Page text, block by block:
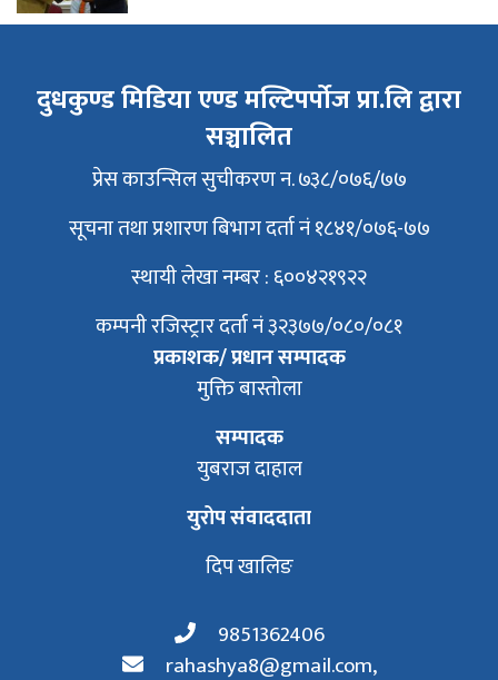
दुधकुण्ड मिडिया एण्ड मल्टिपर्पोज प्रा.लि द्वारा
सञ्चालित
प्रेस काउन्सिल सुचीकरण न. ७३८/०७६/७७
सूचना तथा प्रशारण बिभाग दर्ता नं १८४१/०७६-७७
स्थायी लेखा नम्बर : ६००४२१९२२
कम्पनी रजिस्ट्रार दर्ता नं ३२३७७/०८०/०८१
प्रकाशक/ प्रधान सम्पादक
मुक्ति बास्तोला
सम्पादक
युबराज दाहाल
युरोप संवाददाता
दिप खालिङ
9851362406
rahashya8@gmail.com,